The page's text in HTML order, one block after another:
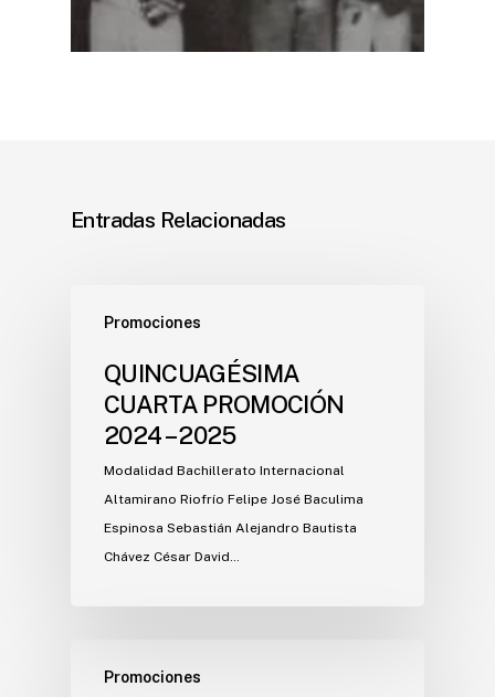
Entradas Relacionadas
Promociones
QUINCUAGÉSIMA
CUARTA PROMOCIÓN
2024 – 2025
Modalidad Bachillerato Internacional
Altamirano Riofrío Felipe José Baculima
Espinosa Sebastián Alejandro Bautista
Chávez César David…
Promociones